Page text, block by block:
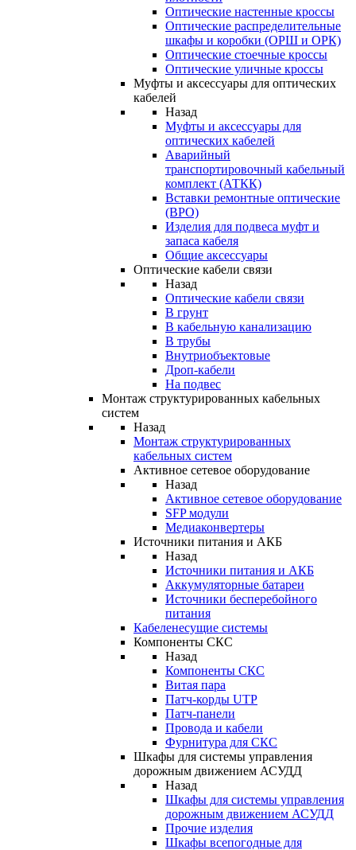
Оптические настенные кроссы
Оптические распределительные
шкафы и коробки (ОРШ и ОРК)
Оптические стоечные кроссы
Оптические уличные кроссы
Муфты и аксессуары для оптических
кабелей
Назад
Муфты и аксессуары для
оптических кабелей
Аварийный
транспортировочный кабельный
комплект (АТКК)
Вставки ремонтные оптические
(ВРО)
Изделия для подвеса муфт и
запаса кабеля
Общие аксессуары
Оптические кабели связи
Назад
Оптические кабели связи
В грунт
В кабельную канализацию
В трубы
Внутриобъектовые
Дроп-кабели
На подвес
Монтаж структурированных кабельных
систем
Назад
Монтаж структурированных
кабельных систем
Активное сетевое оборудование
Назад
Активное сетевое оборудование
SFP модули
Медиаконвертеры
Источники питания и АКБ
Назад
Источники питания и АКБ
Аккумуляторные батареи
Источники бесперебойного
питания
Кабеленесущие системы
Компоненты СКС
Назад
Компоненты СКС
Витая пара
Патч-корды UTP
Патч-панели
Провода и кабели
Фурнитура для СКС
Шкафы для системы управления
дорожным движением АСУДД
Назад
Шкафы для системы управления
дорожным движением АСУДД
Прочие изделия
Шкафы всепогодные для